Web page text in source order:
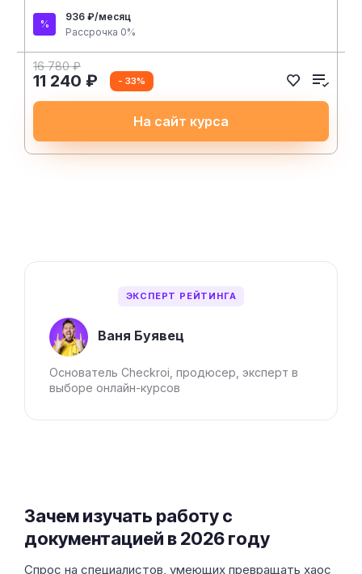
ЭКСПЕРТ РЕЙТИНГА
Ваня Буявец
Основатель Checkroi, продюсер, эксперт в
выборе онлайн-курсов
936 ₽/месяц
Рассрочка 0%
16 780 ₽
11 240 ₽ - 33%
На сайт курса
Зачем изучать работу с
документацией в 2026 году
Спрос на специалистов, умеющих превращать хаос